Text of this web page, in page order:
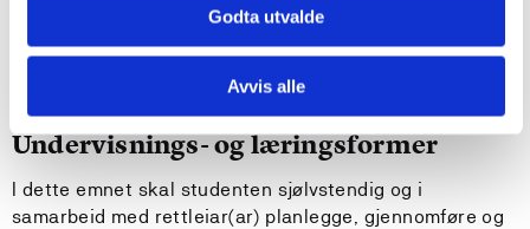
Godta utvalde
Avvis alle
For å få levere masteroppgåva må alle emner i første og
Undervisnings- og læringsformer
I dette emnet skal studenten sjølvstendig og i
samarbeid med rettleiar(ar) planlegge, gjennomføre og